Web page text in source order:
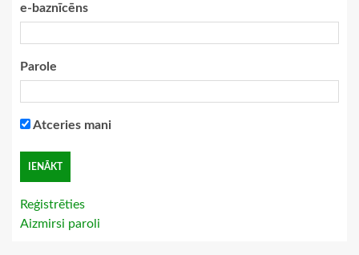
e-baznīcēns
Parole
Atceries mani
Reģistrēties
Aizmirsi paroli